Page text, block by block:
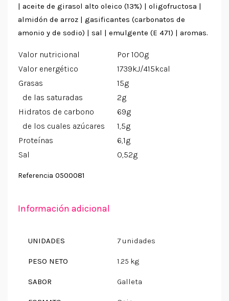
| aceite de girasol alto oleico (13%) | oligofructosa |
almidón de arroz | gasificantes (carbonatos de
amonio y de sodio) | sal | emulgente (E 471) | aromas.
Valor nutricional
Por 100g
Valor energético
1739kJ/415kcal
Grasas
15g
de las saturadas
2g
Hidratos de carbono
69g
de los cuales azúcares
1,5g
Proteínas
6,1g
Sal
0,52g
Referencia 0500081
Información adicional
UNIDADES 7 unidades
PESO NETO 1.25 kg
SABOR Galleta